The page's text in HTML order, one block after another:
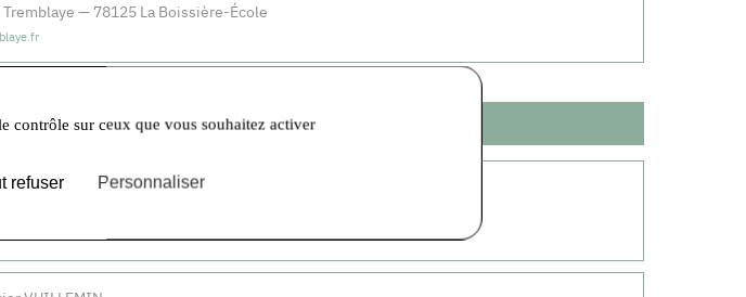
Tremblaye — 78125 La Boissière-École
BERTRAND
contrôle sur ceux que vous souhaitez activer
refuser Personnaliser